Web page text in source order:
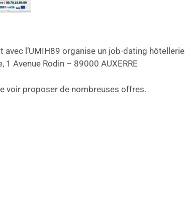
avec l’UMIH89 organise un job-dating hôtellerie
Avenue Rodin – 89000 AUXERRE
voir proposer de nombreuses offres.